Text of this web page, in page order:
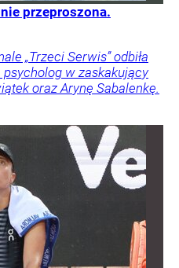
przeproszona.
„Trzeci Serwis” odbiła
w zaskakujący
oraz Arynę Sabalenkę.